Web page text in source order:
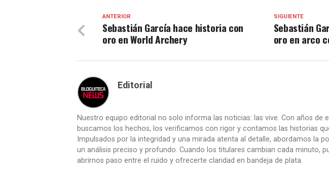
SIGUIENTE
Sebastián
oro en arco
ANTERIOR
Sebastián García hace historia con
oro en World Archery
Editorial
Nuestro equipo editorial no solo informa las noticias: las vive. Con años de
buscamos los hechos, los verificamos con rigor y contamos las historias
Impulsados por la integridad y una mirada atenta al detalle, abordamos la
un análisis preciso y profundo. Cuando los titulares cambian cada minuto,
abrirnos paso entre el ruido y ofrecerte claridad en bandeja de plata.